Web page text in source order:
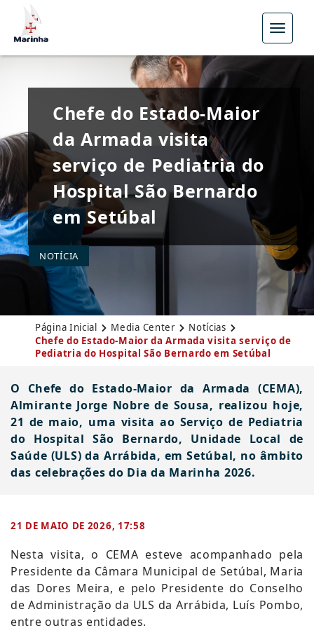
Menu
Chefe do Estado-Maior
da Armada visita
serviço de Pediatria do
Hospital São Bernardo
em Setúbal
NOTÍCIA
Página Inicial Media Center
Notícias
Chefe do Estado-Maior da Armada visita serviço de
Pediatria do Hospital São Bernardo em Setúbal
O Chefe do Estado-Maior da Armada (CEMA),
Almirante Jorge Nobre de Sousa, realizou hoje,
21 de maio, uma visita ao Serviço de Pediatria
do Hospital São Bernardo, Unidade Local de
Saúde (ULS) da Arrábida, em Setúbal, no âmbito
das celebrações do Dia da Marinha 2026.
21 DE MAIO DE 2026, 17:58
​Nesta visita, o CEMA esteve acompanhado pela
Presidente da Câmara Municipal de Setúbal, Maria
das Dores Meira, e pelo Presidente do Conselho
de Administração da ULS da Arrábida, Luís Pombo,
entre outras entidades.